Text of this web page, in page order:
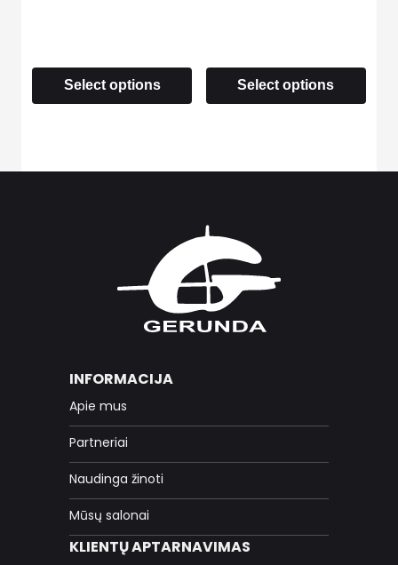
Select options Select options
INFORMACIJA
Apie mus
Partneriai
Naudinga žinoti
Mūsų salonai
KLIENTŲ APTARNAVIMAS